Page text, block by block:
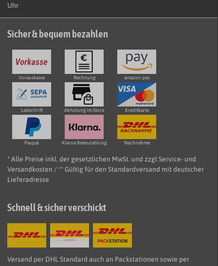
Uhr
Sicher & bequem bezahlen
Vorauskasse Rechnung amazon pay
Lastschrift Abholung im Store Kreditkarte
Paypal Klarna Ratenzahlung Nachnahme
* Alle Preise inkl. der gesetzlichen MwSt. und zzgl Service- und
Versandkosten / ** Gültig für den Standardversand mit deutscher
Lieferadresse
Schnell & sicher verschickt
Versand per DHL Standard auch an Packstationen sowie per